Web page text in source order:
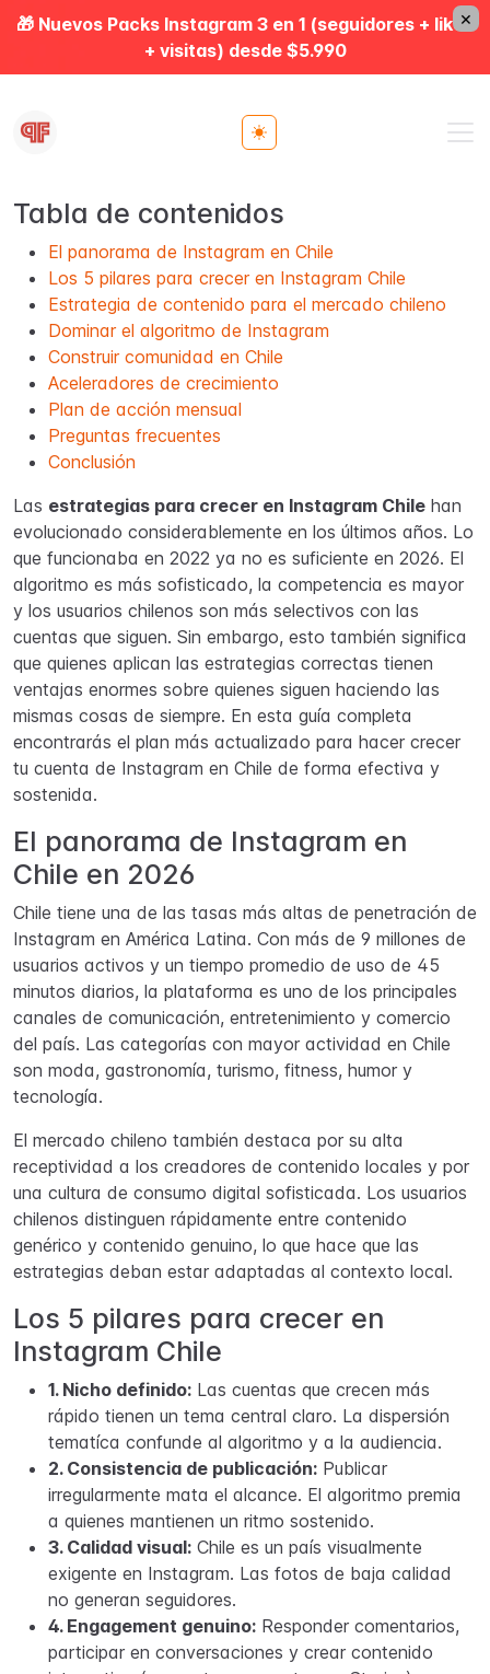
×
🎁 Nuevos Packs Instagram 3 en 1 (seguidores + likes
+ visitas) desde $5.990
Toggle theme
Tabla de contenidos
El panorama de Instagram en Chile
Los 5 pilares para crecer en Instagram Chile
Estrategia de contenido para el mercado chileno
Dominar el algoritmo de Instagram
Construir comunidad en Chile
Aceleradores de crecimiento
Plan de acción mensual
Preguntas frecuentes
Conclusión
Las estrategias para crecer en Instagram Chile han
evolucionado considerablemente en los últimos años. Lo
que funcionaba en 2022 ya no es suficiente en 2026. El
algoritmo es más sofisticado, la competencia es mayor
y los usuarios chilenos son más selectivos con las
cuentas que siguen. Sin embargo, esto también significa
que quienes aplican las estrategias correctas tienen
ventajas enormes sobre quienes siguen haciendo las
mismas cosas de siempre. En esta guía completa
encontrarás el plan más actualizado para hacer crecer
tu cuenta de Instagram en Chile de forma efectiva y
sostenida.
El panorama de Instagram en
Chile en 2026
Chile tiene una de las tasas más altas de penetración de
Instagram en América Latina. Con más de 9 millones de
usuarios activos y un tiempo promedio de uso de 45
minutos diarios, la plataforma es uno de los principales
canales de comunicación, entretenimiento y comercio
del país. Las categorías con mayor actividad en Chile
son moda, gastronomía, turismo, fitness, humor y
tecnología.
El mercado chileno también destaca por su alta
receptividad a los creadores de contenido locales y por
una cultura de consumo digital sofisticada. Los usuarios
chilenos distinguen rápidamente entre contenido
genérico y contenido genuino, lo que hace que las
estrategias deban estar adaptadas al contexto local.
Los 5 pilares para crecer en
Instagram Chile
1. Nicho definido: Las cuentas que crecen más
rápido tienen un tema central claro. La dispersión
tematíca confunde al algoritmo y a la audiencia.
2. Consistencia de publicación: Publicar
irregularmente mata el alcance. El algoritmo premia
a quienes mantienen un ritmo sostenido.
3. Calidad visual: Chile es un país visualmente
exigente en Instagram. Las fotos de baja calidad
no generan seguidores.
4. Engagement genuino: Responder comentarios,
participar en conversaciones y crear contenido